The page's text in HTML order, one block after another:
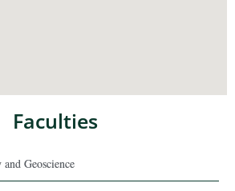
Faculties
Geoscience